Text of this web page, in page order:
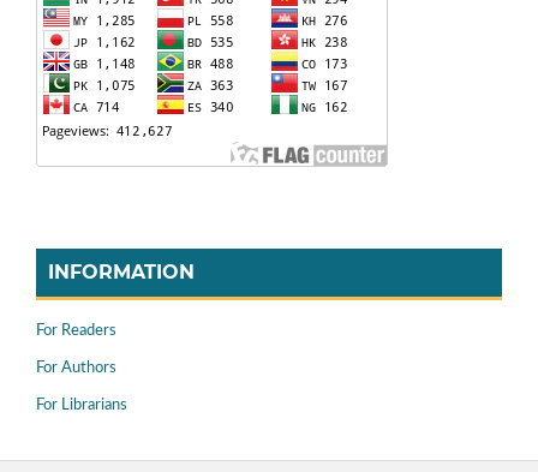
INFORMATION
For Readers
For Authors
For Librarians